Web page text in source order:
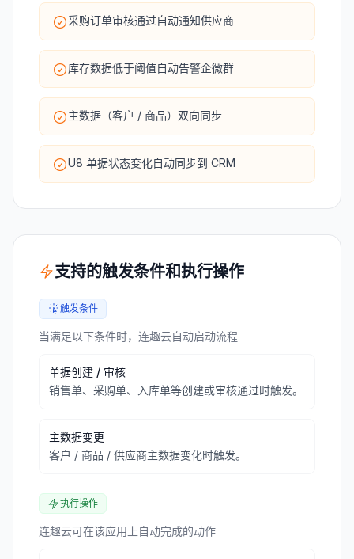
采购订单审核通过自动通知供应商
库存数据低于阈值自动告警企微群
主数据（客户 / 商品）双向同步
U8 单据状态变化自动同步到 CRM
支持的触发条件和执行操作
触发条件
当满足以下条件时，连趣云自动启动流程
单据创建 / 审核
销售单、采购单、入库单等创建或审核通过时触发。
主数据变更
客户 / 商品 / 供应商主数据变化时触发。
执行操作
连趣云可在该应用上自动完成的动作